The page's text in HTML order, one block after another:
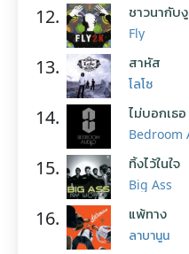
12. ชาวนากับงู
Fly
13. สาหัส
โลโซ
14. ไม่บอกเธอ
Bedroom
15. ทิ้งไว้ในใจ
Big Ass
16. แพ้ทาง
ลาบานูน